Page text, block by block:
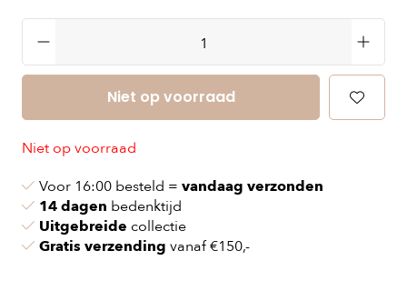
Niet op voorraad
Niet op voorraad
Voor 16:00 besteld = vandaag verzonden
14 dagen bedenktijd
Uitgebreide collectie
Gratis verzending vanaf €150,-